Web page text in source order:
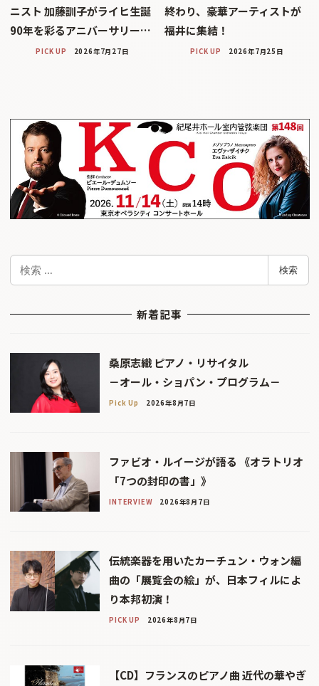
ニスト 加藤訓子がライヒ生誕
90年を彩るアニバーサリー…
PICK UP 2026年7月27日
終わり、豪華アーティストが
福井に集結！
PICK UP 2026年7月25日
検
検索
新着記事
桑原志織 ピアノ・リサイタル
－オール・ショパン・プログラム－
Pick Up 2026年8月7日
ファビオ・ルイージが語る 《オラトリオ
「7つの封印の書」》
INTERVIEW 2026年8月7日
伝統楽器を用いたカーチュン・ウォン編
曲の「展覧会の絵」が、日本フィルによ
り本邦初演！
PICK UP 2026年8月7日
【CD】フランスのピアノ曲 近代の華やぎ